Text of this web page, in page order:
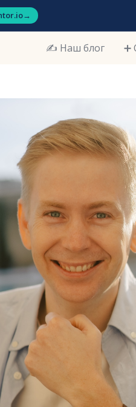
→
✍️ Наш блог